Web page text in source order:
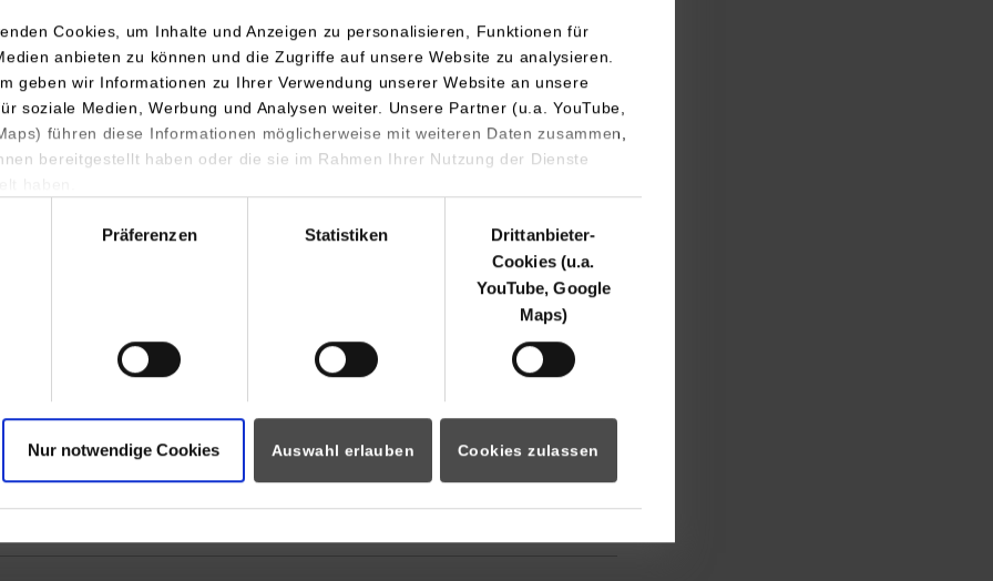
Cookies, um Inhalte und Anzeigen zu personalisieren, Funktionen für
anbieten zu können und die Zugriffe auf unsere Website zu analysieren.
geben wir Informationen zu Ihrer Verwendung unserer Website an unsere
soziale Medien, Werbung und Analysen weiter. Unsere Partner (u.a. YouTube,
führen diese Informationen möglicherweise mit weiteren Daten zusammen,
bereitgestellt haben oder die sie im Rahmen Ihrer Nutzung der Dienste
Präferenzen Statistiken
Drittanbieter-
Cookies (u.a.
YouTube, Google
Maps)
Nur notwendige Cookies Auswahl erlauben Cookies zulassen
Screenshots finden Sie in der offiziellenInstallationsanleitung von
im Frühjahr verlängert. Während eines kurzen Zeitraums kann in Matlab
Tagen abläuft. In diesem Fall beachten Sie bitte die Hinweise in
setzen Sie sich bitte mit Ihrem Dozenten oder Ihrer Dozentin in
keine Unterstützung anbieten.
bitte beachten:
Baden-Württemberg mit Mathworks nun auch von Dozentinnen,
ihrer Lehrveranstaltungen verwendet werden. Das Verfahren
der Studierenden und ist unter der Informationsseite Informationen für